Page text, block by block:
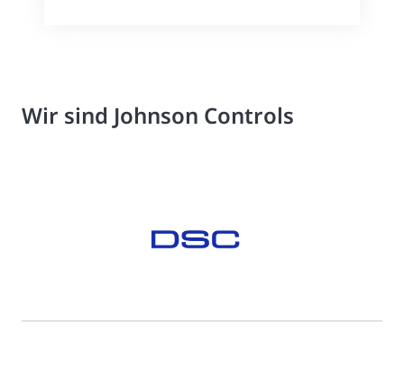
Wir sind Johnson Controls